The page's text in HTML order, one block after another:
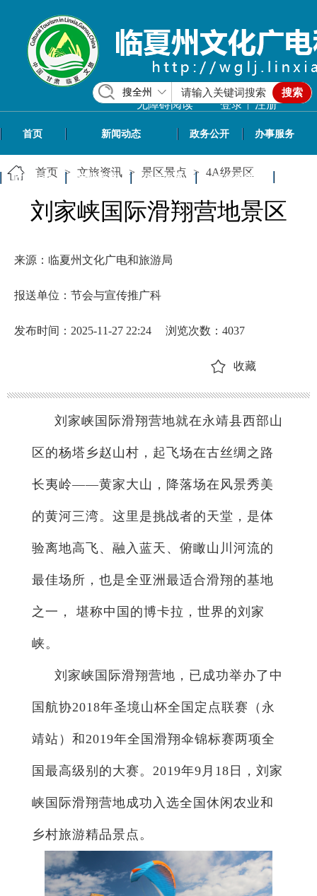
无障碍阅读 登录 | 注册
搜全州 搜索
首页 新闻动态 政务公开 办事服务
政民互动 专题专栏 信息共享 文旅资讯
首页 > 文旅资讯 > 景区景点 > 4A级景区
刘家峡国际滑翔营地景区
来源：临夏州文化广电和旅游局
报送单位：节会与宣传推广科
发布时间：2025-11-27 22:24 浏览次数： 4037
收藏
刘家峡国际滑翔营地就在永靖县西部山
区的杨塔乡赵山村，起飞场在古丝绸之路
长夷岭——黄家大山，降落场在风景秀美
的黄河三湾。这里是挑战者的天堂，是体
验离地高飞、融入蓝天、俯瞰山川河流的
最佳场所，也是全亚洲最适合滑翔的基地
之一， 堪称中国的博卡拉，世界的刘家
峡。
刘家峡国际滑翔营地，已成功举办了中
国航协2018年圣境山杯全国定点联赛（永
靖站）和2019年全国滑翔伞锦标赛两项全
国最高级别的大赛。2019年9月18日，刘家
峡国际滑翔营地成功入选全国休闲农业和
乡村旅游精品景点。